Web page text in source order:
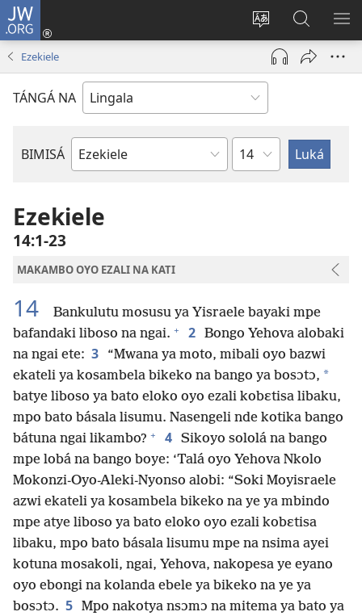
JW.ORG
Tyá
monɔkɔ
mosusu
Kokɔta
na
(fungolá
fenɛtrɛ
Luká
JW.ORG
Ezekiele
TÁNGÁ NA
BIMISÁ
Mokanda
Biblia
Mokapo
Ezekiele
14:1-23
MAKAMBO OYO EZALI NA KATI
14
Bankulutu mosusu ya Yisraele bayaki mpe
bafandaki liboso na ngai. + 2 Bongo Yehova alobaki
na ngai ete: 3
“Mwana ya moto, mibali oyo bazwi
ekateli ya kosambela bikeko na bango ya bosɔtɔ, *
batye liboso ya bato eloko oyo ezali kobɛtisa libaku,
mpo bato básala lisumu. Nasengeli nde kotika bango
bátuna ngai likambo? + 4 Sikoyo sololá na bango
mpe lobá na bango boye: ‘Talá oyo Yehova Nkolo
Mokonzi-Oyo-Aleki-Nyonso alobi: “Soki Moyisraele
azwi ekateli ya kosambela bikeko na ye ya mbindo
mpe atye liboso ya bato eloko oyo ezali kobɛtisa
libaku, mpo bato básala lisumu mpe na nsima ayei
kotuna mosakoli, ngai, Yehova, nakopesa ye eyano
oyo ebongi na kolanda ebele ya bikeko na ye ya
bosɔtɔ. 5 Mpo nakotya nsɔmɔ na mitema ya bato ya